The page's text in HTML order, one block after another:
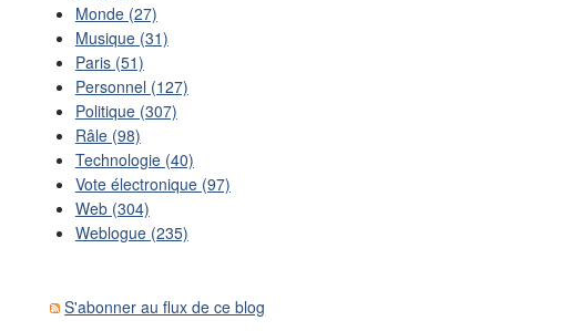
Monde (27)
Musique (31)
Paris (51)
Personnel (127)
Politique (307)
Râle (98)
Technologie (40)
Vote électronique (97)
Web (304)
Weblogue (235)
S'abonner au flux de ce blog